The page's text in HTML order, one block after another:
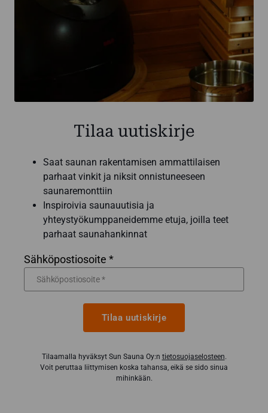
Tilaa uutiskirje
Saat saunan rakentamisen ammattilaisen
parhaat vinkit ja niksit onnistuneeseen
saunaremonttiin
Inspiroivia saunauutisia ja
yhteystyökumppaneidemme etuja, joilla teet
parhaat saunahankinnat
Sähköpostiosoite *
Tilaa uutiskirje
Tilaamalla hyväksyt Sun Sauna Oy:n tietosuojaselosteen.
Voit peruttaa liittymisen koska tahansa, eikä se sido sinua
mihinkään.